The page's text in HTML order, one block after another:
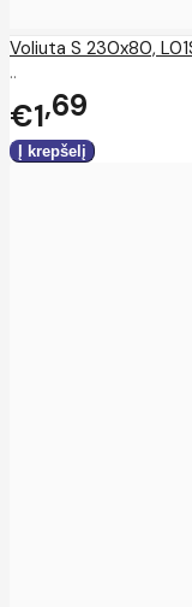
Voliuta S 230x80,
..
€1 69